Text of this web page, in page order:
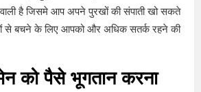
है जिसमे आप अपने पुरखों की संपाती खो सकते
से बचने के लिए आपको और अधिक सतर्क रहने की
को पैसे भूगतान करना